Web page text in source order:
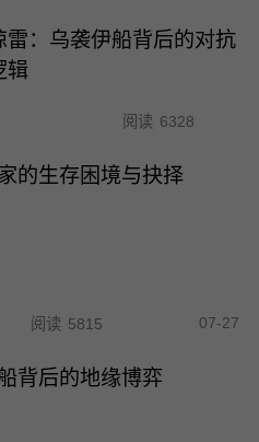
雷：乌袭伊船背后的对抗
辑
阅读 6328
的生存困境与抉择
阅读 5815 07-27
背后的地缘博弈